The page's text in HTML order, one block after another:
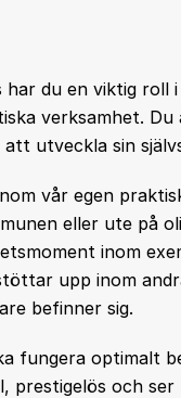
har du en viktig
verksamhet.
utveckla sin
vår egen
eller ute på
inom
upp inom
befinner sig.
fungera optimalt
prestigelös och